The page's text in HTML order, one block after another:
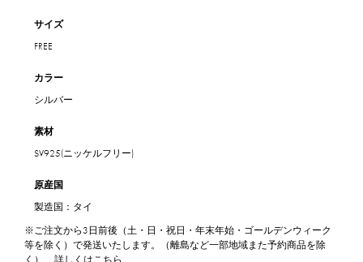
サイズ
FREE
カラー
シルバー
素材
SV925(ニッケルフリー)
原産国
製造国：タイ
※ご注文から3日前後（土・日・祝日・年末年始・ゴールデンウィーク
等を除く）で発送いたします。（離島など一部地域また予約商品を除
く）
詳しくはこちら